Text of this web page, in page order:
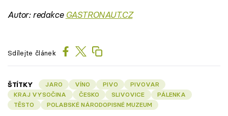
Autor: redakce GASTRONAUT.CZ
Sdílejte článek
ŠTÍTKY JARO VÍNO PIVO
PIVOVAR
KRAJ VYSOČINA
ČESKO SLIVOVICE
PÁLENKA
TĚSTO
POLABSKÉ NÁRODOPISNÉ MUZEUM